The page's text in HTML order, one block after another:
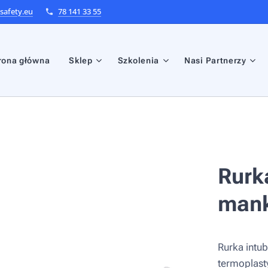
78 141 33 55
główna Sklep Szkolenia Nasi Partnerzy
Rurka